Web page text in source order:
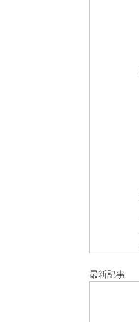
最新記事